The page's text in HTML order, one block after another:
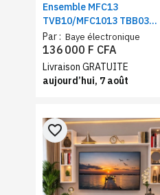
Ensemble MFC13
TVB10/MFC1013 TBB03
meuble de salon – Table
téléviseur + table basse
blanc
Par : Baye électronique
136 000 F CFA
Livraison GRATUITE
aujourd’hui, 7 août
favorite_border